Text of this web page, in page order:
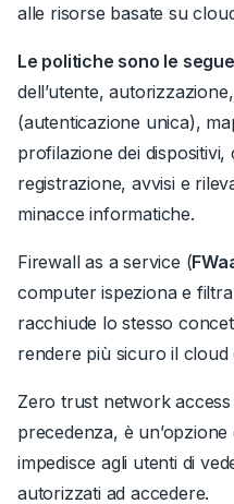
alle risorse basate su
Le politiche sono le
dell’utente,
(autenticazione unica),
profilazione dei
registrazione, avvisi e
minacce informatiche.
Firewall as a service (
computer ispeziona e
racchiude lo stesso
rendere più sicuro il cloud
Zero trust network access
precedenza, è
impedisce agli utenti di
autorizzati ad accedere.